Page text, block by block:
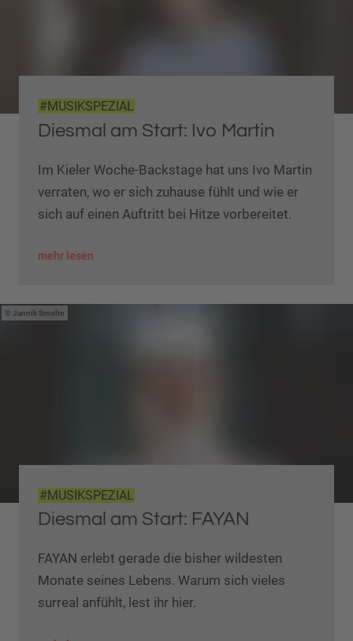
#MUSIKSPEZIAL
Diesmal am Start: Ivo Martin
Im Kieler Woche-Backstage hat uns Ivo Martin
verraten, wo er sich zuhause fühlt und wie er
sich auf einen Auftritt bei Hitze vorbereitet.
mehr lesen
Jannik Smolin
#MUSIKSPEZIAL
Diesmal am Start: FAYAN
FAYAN erlebt gerade die bisher wildesten
Monate seines Lebens. Warum sich vieles
surreal anfühlt, lest ihr hier.